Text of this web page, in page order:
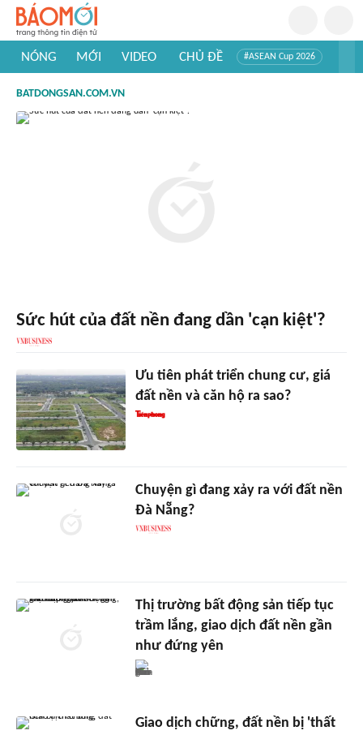
NÓNG MỚI VIDEO CHỦ ĐỀ #ASEAN Cup 2026
#Khám phá thế giới
BATDONGSAN.COM.VN
Sức hút của đất nền đang dần 'cạn kiệt'?
Ưu tiên phát triển chung cư, giá
đất nền và căn hộ ra sao?
Chuyện gì đang xảy ra với đất nền
Đà Nẵng?
Thị trường bất động sản tiếp tục
trầm lắng, giao dịch đất nền gần
như đứng yên
Giao dịch chững, đất nền bị 'thất